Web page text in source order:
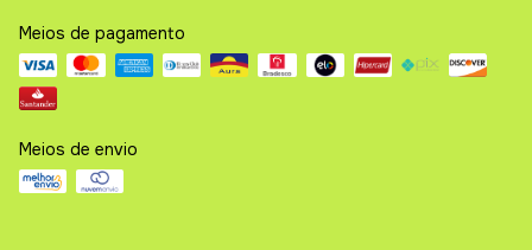
Meios de pagamento
Meios de envio